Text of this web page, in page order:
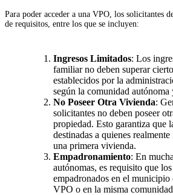
Para poder acceder a una VPO, los solicitantes
de requisitos, entre los que se incluyen:
Ingresos Limitados: Los
familiar no deben superar
establecidos por la
según la comunidad
No Poseer Otra Vivienda:
solicitantes no deben poseer
propiedad. Esto garantiza que
destinadas a quienes realmente
una primera vivienda.
Empadronamiento: En
autónomas, es requisito que
empadronados en el municipio
VPO o en la misma